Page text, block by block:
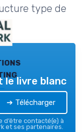
type de
le livre blanc
➔ Télécharger
d’être contacté(e) à
et ses partenaires.